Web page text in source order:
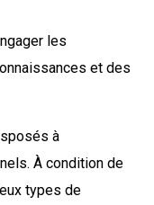
les
et des
à
À condition de
types de